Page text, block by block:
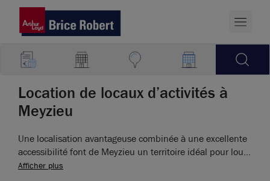
Location de locaux d’activités à
Meyzieu
Une localisation avantageuse combinée à une excellente
accessibilité font de Meyzieu un territoire idéal pour louer
un local d’activités.
Afficher plus